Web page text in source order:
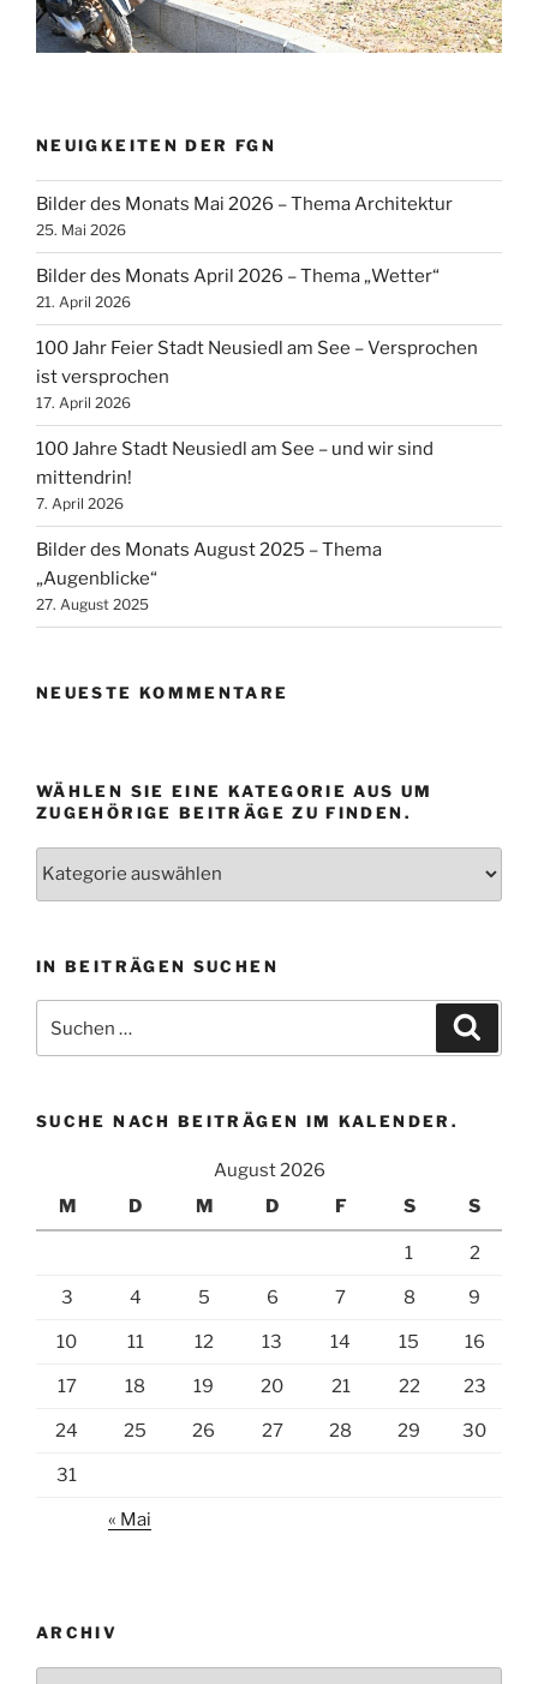
NEUIGKEITEN DER FGN
Bilder des Monats Mai 2026 – Thema Architektur
25. Mai 2026
Bilder des Monats April 2026 – Thema „Wetter“
21. April 2026
100 Jahr Feier Stadt Neusiedl am See – Versprochen
ist versprochen
17. April 2026
100 Jahre Stadt Neusiedl am See – und wir sind
mittendrin!
7. April 2026
Bilder des Monats August 2025 – Thema
„Augenblicke“
27. August 2025
NEUESTE KOMMENTARE
WÄHLEN SIE EINE KATEGORIE AUS UM
ZUGEHÖRIGE BEITRÄGE ZU FINDEN.
aus
um
zugehörige
Beiträge
finden.
IN BEITRÄGEN SUCHEN
nach:
SUCHE NACH BEITRÄGEN IM KALENDER.
August 2026
M
D M D F S S
1 2
3 4 5 6 7 8 9
10 11 12 13 14 15 16
17 18 19 20 21 22 23
24 25 26 27 28 29 30
31
« Mai
ARCHIV